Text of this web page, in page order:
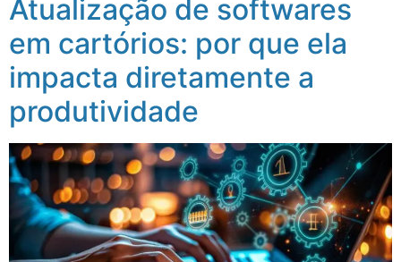
Atualização de softwares
em cartórios: por que ela
impacta diretamente a
produtividade